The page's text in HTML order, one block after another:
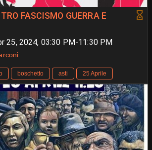
FASCISMO GUERRA E
25, 2024, 03:30 PM-11:30 PM
boschetto asti 25 Aprile